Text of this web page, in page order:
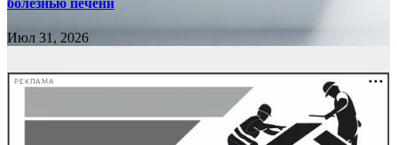
Июл 31, 2026
РЕКЛАМА